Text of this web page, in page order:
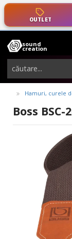
OUTLET
sound
creation
muzicale,
pro-
audio
Hamuri, curele
Boss BSC-